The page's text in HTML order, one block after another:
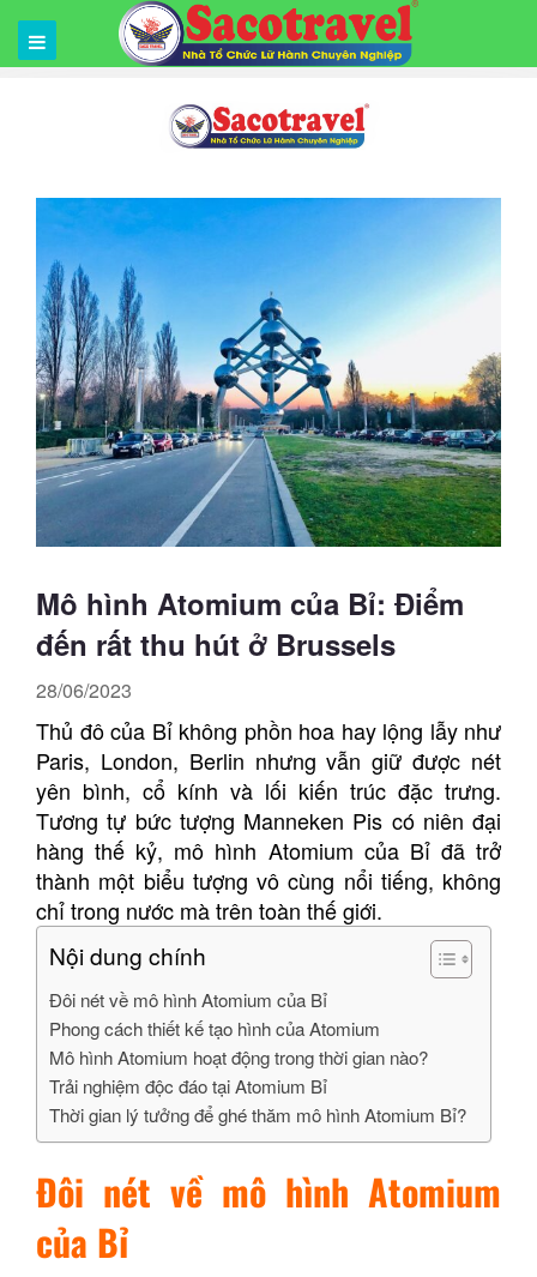
Mô hình Atomium của Bỉ: Điểm
đến rất thu hút ở Brussels
28/06/2023
Thủ đô của Bỉ không phồn hoa hay lộng lẫy như
Paris, London, Berlin nhưng vẫn giữ được nét
yên bình, cổ kính và lối kiến ​​trúc đặc trưng.
Tương tự bức tượng Manneken Pis có niên đại
hàng thế kỷ, mô hình Atomium của Bỉ đã trở
thành một biểu tượng vô cùng nổi tiếng, không
chỉ trong nước mà trên toàn thế giới.
Nội dung chính
Đôi nét về mô hình Atomium của Bỉ
Phong cách thiết kế tạo hình của Atomium
Mô hình Atomium hoạt động trong thời gian nào?
Trải nghiệm độc đáo tại Atomium Bỉ
Thời gian lý tưởng để ghé thăm mô hình Atomium Bỉ?
Đôi nét về mô hình Atomium
của Bỉ